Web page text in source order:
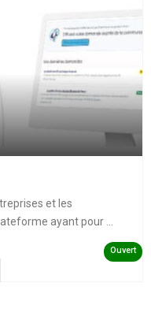
et les
ayant pour ...
Ouvert